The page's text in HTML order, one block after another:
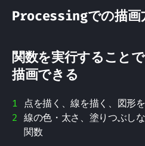
Processingでの描画
関数を実行すること
描画できる
点を描く、線を描く、図形
線の色・太さ、塗りつぶし
関数